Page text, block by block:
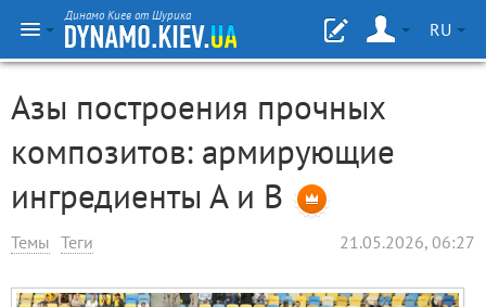
Динамо Киев от Шурика
RU
Азы построения прочных
композитов: армирующие
ингредиенты А и В
Темы Теги 21.05.2026, 06:27